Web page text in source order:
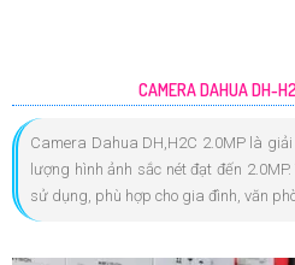
CAMERA DAHUA DH-
Camera Dahua DH,H2C 2.0MP là
lượng hình ảnh sắc nét đạt đến
sử dụng, phù hợp cho gia đình, văn